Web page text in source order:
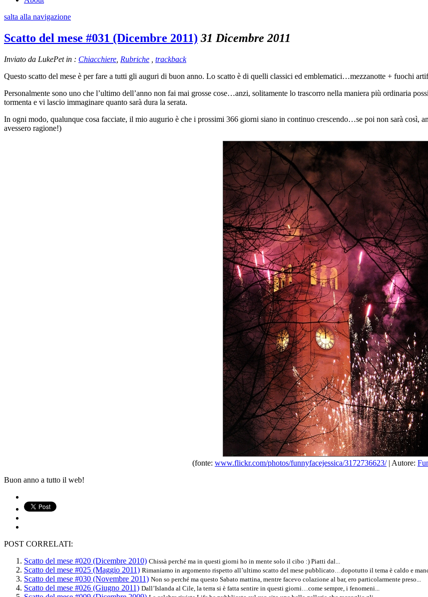
salta alla navigazione
Scatto del mese #031 (Dicembre 2011) 31 Dicembre 2011
Inviato da LukePet in : Chiacchiere Rubriche
trackback
Questo scatto del mese è per fare a tutti gli auguri di buon anno. Lo scatto è di quelli classici ed emblematici…mezzanotte + fuochi
Personalmente sono uno che l’ultimo dell’anno non fai mai grosse cose…anzi, solitamente lo trascorro nella maniera più ordinaria
tormenta e vi lascio immaginare quanto sarà dura la serata.
In ogni modo, qualunque cosa facciate, il mio augurio è che i prossimi 366 giorni siano in continuo crescendo…se poi non sarà così,
avessero ragione!)
(fonte: www.flickr.com/photos/funnyfacejessica/3172736623/| Autore:
Buon anno a tutto il web!
POST CORRELATI:
Scatto del mese #020 (Dicembre 2010) Chissà perché ma in questi giorni ho in mente solo il cibo :) Piatti dal...
Scatto del mese #025 (Maggio 2011) Rimaniamo in argomento rispetto all’ultimo scatto del mese pubblicato…dopotutto il tema è caldo e
Scatto del mese #030 (Novembre 2011) Non so perché ma questo Sabato mattina, mentre facevo colazione al bar, ero particolarmente preso...
Scatto del mese #026 (Giugno 2011) Dall’Islanda al Cile, la terra si è fatta sentire in questi giorni…come sempre, i fenomeni...